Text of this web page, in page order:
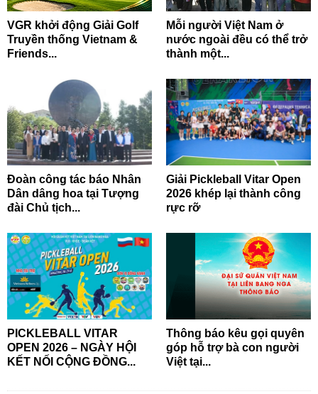
VGR khởi động Giải Golf
Truyền thống Vietnam &
Friends...
Mỗi người Việt Nam ở
nước ngoài đều có thể trở
thành một...
Đoàn công tác báo Nhân
Dân dâng hoa tại Tượng
đài Chủ tịch...
Giải Pickleball Vitar Open
2026 khép lại thành công
rực rỡ
PICKLEBALL VITAR
OPEN 2026 – NGÀY HỘI
KẾT NỐI CỘNG ĐỒNG...
Thông báo kêu gọi quyên
góp hỗ trợ bà con người
Việt tại...